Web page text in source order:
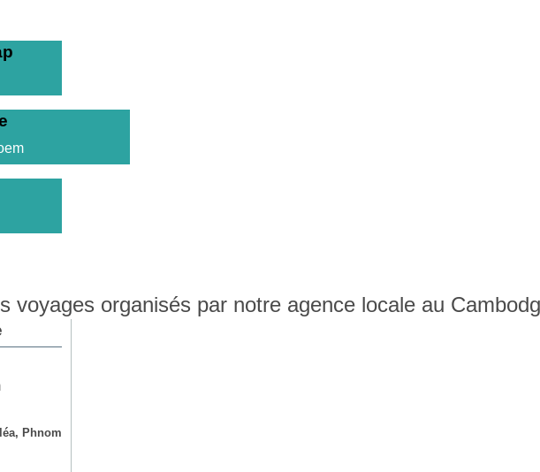
voyages organisés par notre agence locale au
Phnom